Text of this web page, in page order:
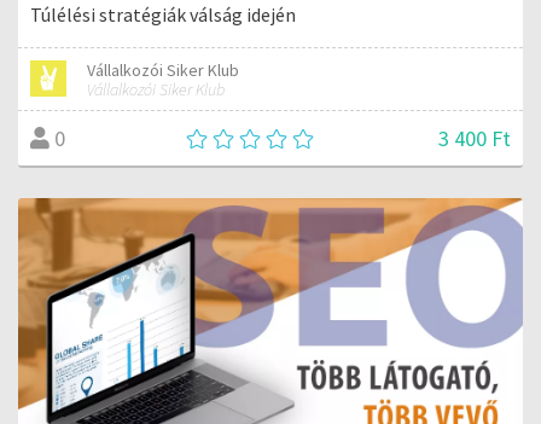
Túlélési stratégiák válság idején
Vállalkozói Siker Klub
Vállalkozói Siker Klub
0 3 400 Ft